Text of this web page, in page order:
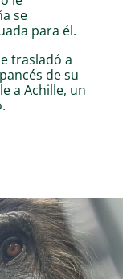
se
para él.
trasladó a
de su
a Achille, un